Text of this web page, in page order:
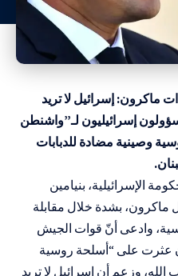
ماكرون: إسرائيل لا تريد
إسرائيليون لـ”واشنطن
وصينية مضادة للدبابات
الإسرائيلية، بنيامين
ماكرون، بشدة خلال مقابلة
وادعى أنّ قوات الجيش
عثرت على “أسلحة روسية
وزعم أن إسرائيل لا تريد